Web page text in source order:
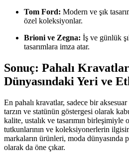
Tom Ford: Modern ve şık
özel koleksiyonlar.
Brioni ve Zegna: İş ve günlük
tasarımlara imza atar.
Sonuç: Pahalı
Dünyasındaki Yeri ve
En pahalı kravatlar, sadece bir
tarzın ve statünün göstergesi olarak
kalite, ustalık ve tasarımın birleşimiyle
tutkunlarının ve koleksiyonerlerin
markaların ürünleri, moda dünyasında
olarak da öne çıkar.